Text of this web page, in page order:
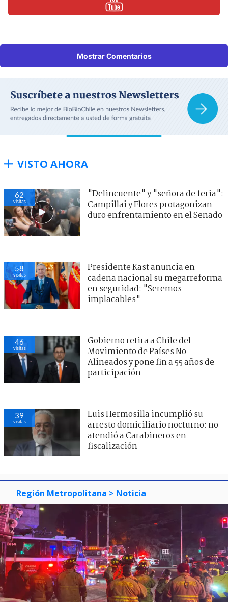
Mostrar Comentarios
VISTO AHORA
62
visitas
"Delincuente" y "señora de feria":
Campillai y Flores protagonizan
duro enfrentamiento en el Senado
58
visitas
Presidente Kast anuncia en
cadena nacional su megarreforma
en seguridad: "Seremos
implacables"
46
visitas
Gobierno retira a Chile del
Movimiento de Países No
Alineados y pone fin a 55 años de
participación
39
visitas
Luis Hermosilla incumplió su
arresto domiciliario nocturno: no
atendió a Carabineros en
fiscalización
Región Metropolitana > Noticia